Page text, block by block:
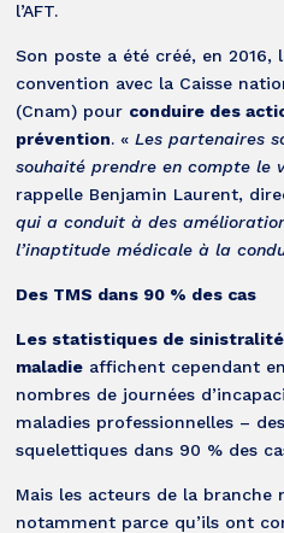
l’AFT.
Son poste a été créé, en 2016,
convention avec la Caisse
(Cnam) pour conduire des
prévention. «Les partenaires
souhaité prendre en compte le
rappelle Benjamin Laurent,
qui a conduit à des
l’inaptitude médicale à la
Des TMS dans 90 % des cas
Les statistiques de sinistralité
maladie affichent cependant
nombres de journées
maladies professionnelles –
squelettiques dans 90 % des
Mais les acteurs de la branche
notamment parce qu’ils ont